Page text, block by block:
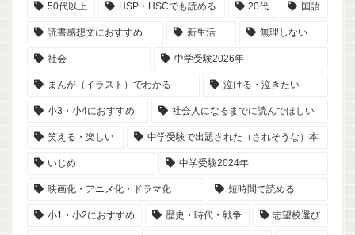
50代以上 HSP・HSCでも読める 20代 国語
読書感想文におすすめ 新生活 無理しない
社会 中学受験2026年
まんが（イラスト）でわかる 泣ける・泣きたい
小3・小4におすすめ 社会人になるまでに読んでほしい
笑える・楽しい 中学受験で出題された（されそうな）本
いじめ 中学受験2024年
映画化・アニメ化・ドラマ化 短時間で読める
小1・小2におすすめ 歴史・時代・戦争 志望校選び